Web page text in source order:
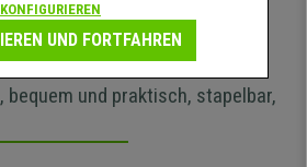
Konferenzstühle
bequem und praktisch, stapelbar,
KONFIGURIEREN
UND FORTFAHREN